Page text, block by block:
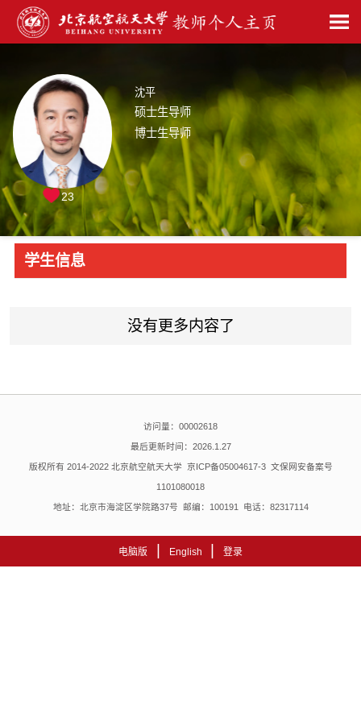
沈平
硕士生导师
博士生导师
23
学生信息
没有更多内容了
访问量： 00002618
最后更新时间： 2026. 1 27
版权所有 2014-2022 北京航空航天大学 京ICP备05004617-3 文保网安备案号
1101080018
地址：北京市海淀区学院路37号 邮编：100191 电话：82317114
电脑版 English 登录